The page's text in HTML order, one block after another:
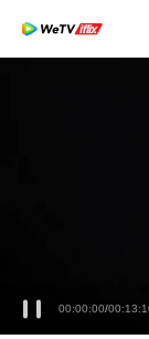
00:00:00/